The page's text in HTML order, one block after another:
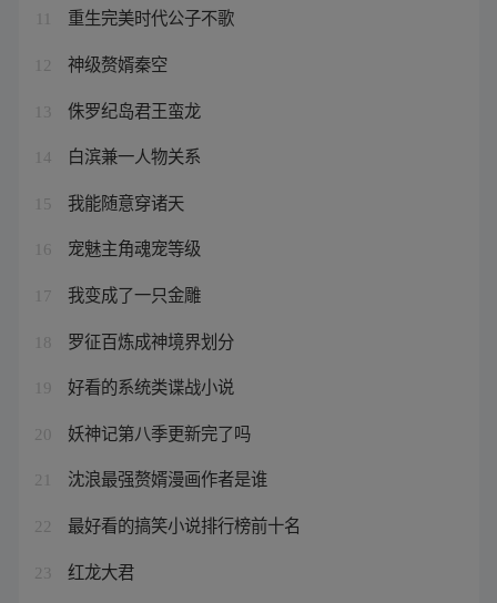
重生完美时代公子不歌
12 神级赘婿秦空
13 侏罗纪岛君王蛮龙
14 白滨兼一人物关系
15 我能随意穿诸天
16 宠魅主角魂宠等级
17 我变成了一只金雕
18 罗征百炼成神境界划分
19 好看的系统类谍战小说
20 妖神记第八季更新完了吗
21 沈浪最强赘婿漫画作者是谁
22 最好看的搞笑小说排行榜前十名
23 红龙大君